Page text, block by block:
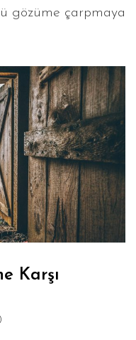
gözüme çarpmaya
Karşı